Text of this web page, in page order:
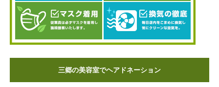
三郷の美容室でヘアドネーション